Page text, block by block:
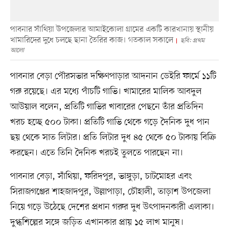
পাবনার সাঁথিয়া উপজেলার আমাইকোলা গ্রামের একটি কারখানায় স্থানীয়
খামারিদের দুধে চলছে ছানা তৈরির কাজ। গতকাল সকালে
ছবি: প্রথম
আলো
পাবনার বেড়া পৌরসভার দক্ষিণপাড়ার আদনান ডেইরি ফার্মে ১১টি
গরু রয়েছে। এর মধ্যে পাঁচটি গাভি। খামারের মালিক আবদুল
আউয়াল বলেন, প্রতিটি গাভির খাবারের পেছনে তাঁর প্রতিদিন
খরচ হচ্ছে ৫০০ টাকা। প্রতিটি গাভি থেকে গড়ে দৈনিক দুধ পান
ছয় থেকে সাত লিটার। প্রতি লিটার দুধ ৪৫ থেকে ৫০ টাকায় বিক্রি
করছেন। এতে তিনি দৈনিক খরচই তুলতে পারছেন না।
পাবনার বেড়া, সাঁথিয়া, ফরিদপুর, ভাঙ্গুড়া, চাটমোহর এবং
সিরাজগঞ্জের শাহজাদপুর, উল্লাপাড়া, চৌহালী, তাড়াশ উপজেলা
নিয়ে গড়ে উঠেছে দেশের প্রধান গরুর দুধ উৎপাদনকারী এলাকা।
দুগ্ধশিল্পের সঙ্গে জড়িত এখানকার প্রায় ১৫ লাখ মানুষ।